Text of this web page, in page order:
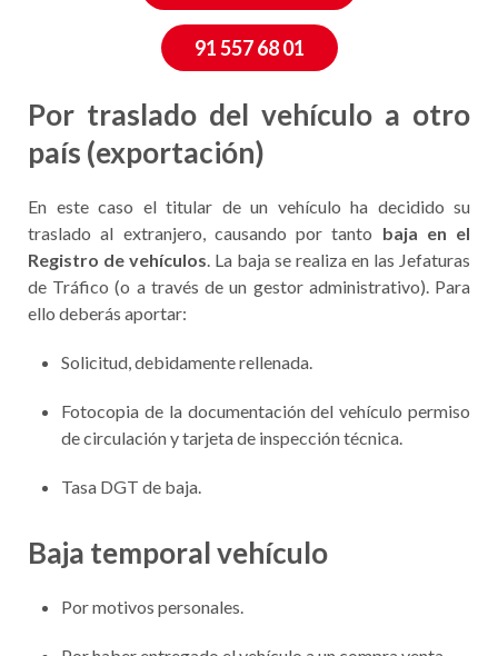
91 557 68 01
Por traslado del vehículo a otro
país (exportación)
En este caso el titular de un vehículo ha decidido su
traslado al extranjero, causando por tanto baja en el
Registro de vehículos. La baja se realiza en las Jefaturas
de Tráfico (o a través de un gestor administrativo). Para
ello deberás aportar:
Solicitud, debidamente rellenada.
Fotocopia de la documentación del vehículo permiso
de circulación y tarjeta de inspección técnica.
Tasa DGT de baja.
Baja temporal vehículo
Por motivos personales.